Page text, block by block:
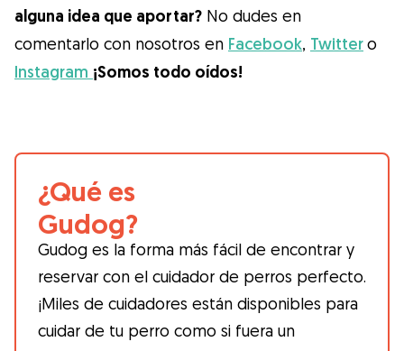
alguna idea que aportar? No dudes en
comentarlo con nosotros en Facebook, Twittero
Instagram ¡Somos todo oídos!
¿Qué es
Gudog?
Gudog es la forma más fácil de encontrar y
reservar con el cuidador de perros perfecto.
¡Miles de cuidadores están disponibles para
cuidar de tu perro como si fuera un